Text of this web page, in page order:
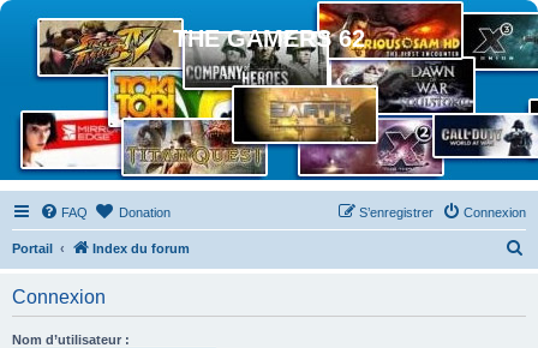
THE GAMERS 62
FAQ Donation Connexion
S’enregistrer
Portail Index du forum
Connexion
Nom d’utilisateur :